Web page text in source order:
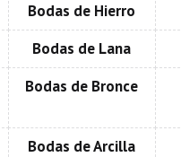
Bodas de Hierro
Bodas de Lana
Bodas de Bronce
Bodas de Arcilla